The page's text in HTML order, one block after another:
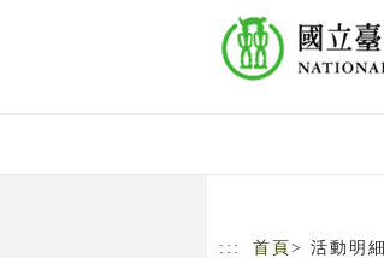
::: 首頁 > 活動明細